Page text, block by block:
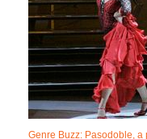
Genre Buzz: Pasodoble,